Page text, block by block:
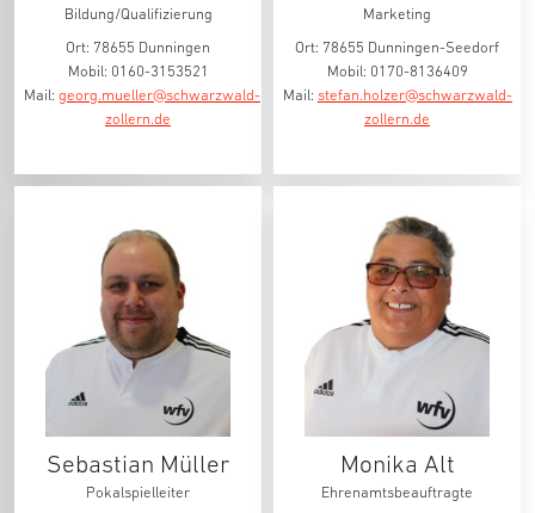
Bildung/Qualifizierung
Ort: 78655 Dunningen
Mobil: 0160-3153521
Mail: georg.mueller@schwarzwald-
zollern.de
Marketing
Ort: 78655 Dunningen-Seedorf
Mobil: 0170-8136409
Mail: stefan.holzer@schwarzwald-
zollern.de
Sebastian Müller
Pokalspielleiter
Monika Alt
Ehrenamtsbeauftragte